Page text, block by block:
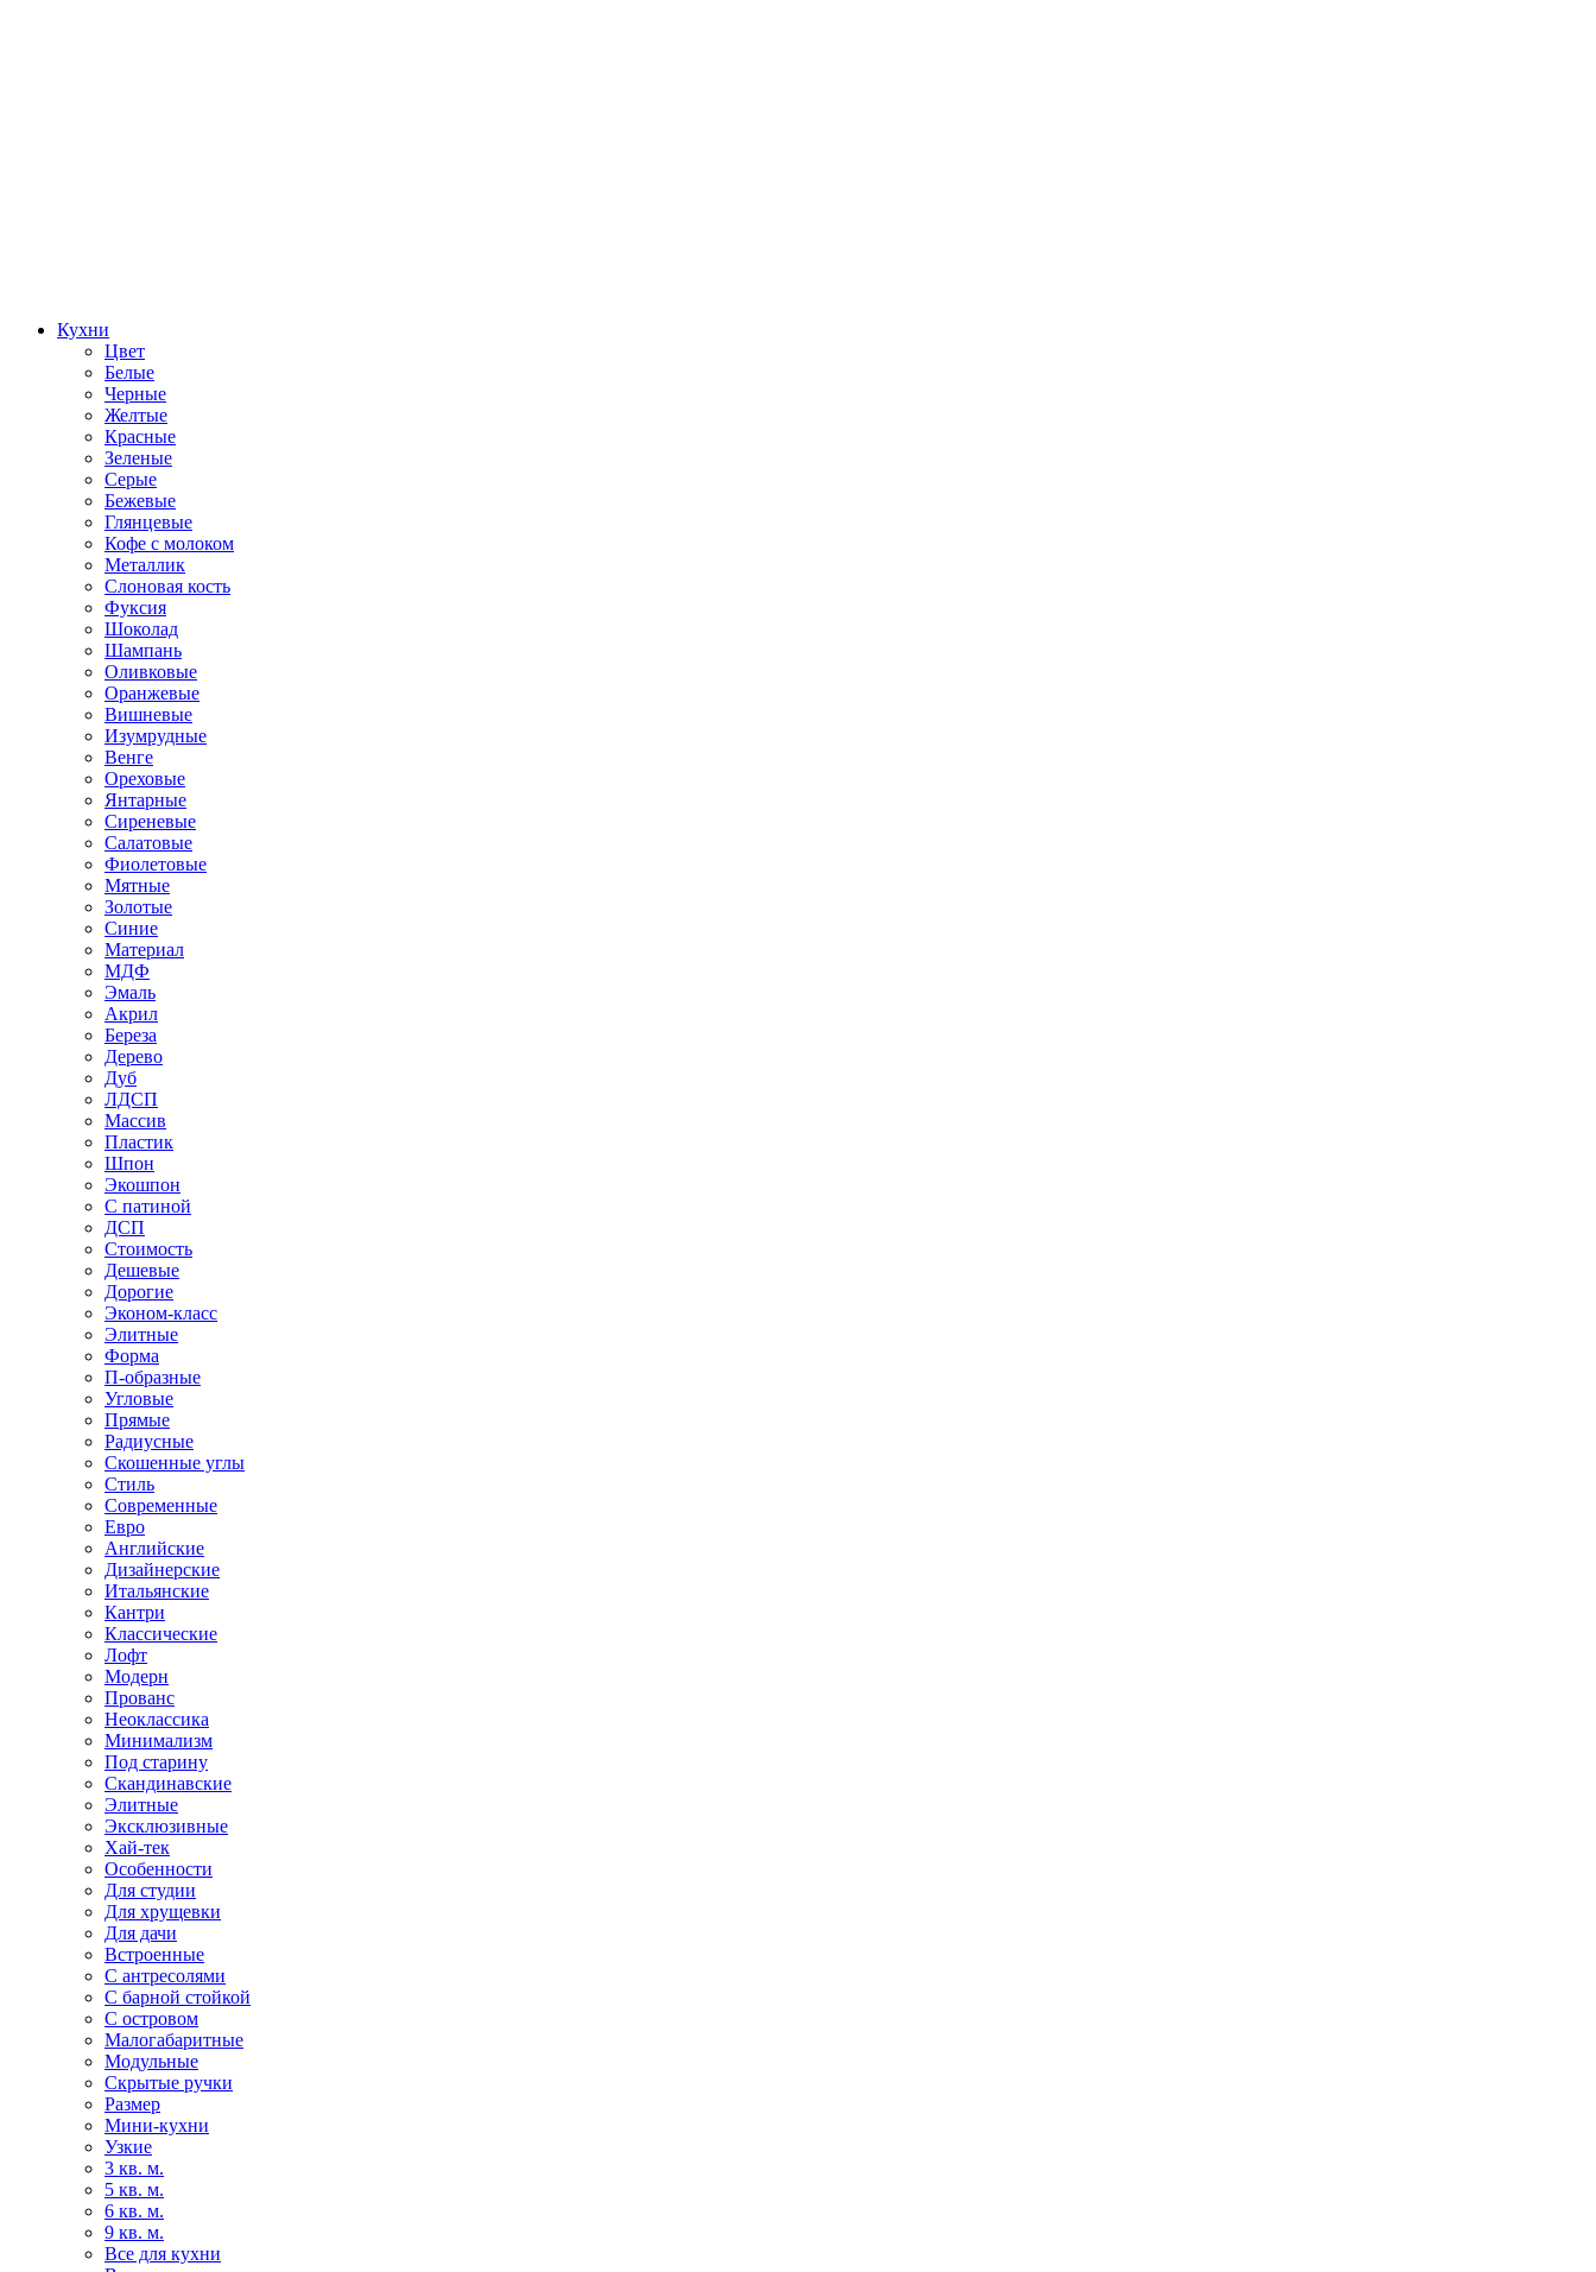
Кухни
Цвет
Белые
Черные
Желтые
Красные
Зеленые
Серые
Бежевые
Глянцевые
Кофе с молоком
Металлик
Слоновая кость
Фуксия
Шоколад
Шампань
Оливковые
Оранжевые
Вишневые
Изумрудные
Венге
Ореховые
Янтарные
Сиреневые
Салатовые
Фиолетовые
Мятные
Золотые
Синие
Материал
МДФ
Эмаль
Акрил
Береза
Дерево
Дуб
ЛДСП
Массив
Пластик
Шпон
Экошпон
С патиной
ДСП
Стоимость
Дешевые
Дорогие
Эконом-класс
Элитные
Форма
П-образные
Угловые
Прямые
Радиусные
Скошенные углы
Стиль
Современные
Евро
Английские
Дизайнерские
Итальянские
Кантри
Классические
Лофт
Модерн
Прованс
Неоклассика
Минимализм
Под старину
Скандинавские
Элитные
Эксклюзивные
Хай-тек
Особенности
Для студии
Для хрущевки
Для дачи
Встроенные
С антресолями
С барной стойкой
С островом
Малогабаритные
Модульные
Скрытые ручки
Размер
Мини-кухни
Узкие
3 кв. м.
5 кв. м.
6 кв. м.
9 кв. м.
Все для кухни